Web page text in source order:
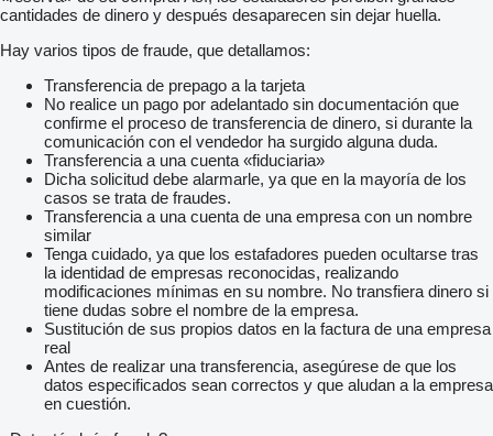
cantidades de dinero y después desaparecen sin dejar huella.
Hay varios tipos de fraude, que detallamos:
Transferencia de prepago a la tarjeta
No realice un pago por adelantado sin documentación que
confirme el proceso de transferencia de dinero, si durante la
comunicación con el vendedor ha surgido alguna duda.
Transferencia a una cuenta «fiduciaria»
Dicha solicitud debe alarmarle, ya que en la mayoría de los
casos se trata de fraudes.
Transferencia a una cuenta de una empresa con un nombre
similar
Tenga cuidado, ya que los estafadores pueden ocultarse tras
la identidad de empresas reconocidas, realizando
modificaciones mínimas en su nombre. No transfiera dinero si
tiene dudas sobre el nombre de la empresa.
Sustitución de sus propios datos en la factura de una empresa
real
Antes de realizar una transferencia, asegúrese de que los
datos especificados sean correctos y que aludan a la empresa
en cuestión.